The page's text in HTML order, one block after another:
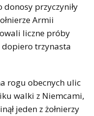
donosy przyczyniły
Armii
liczne próby
dopiero trzynasta
rogu obecnych ulic
walki z Niemcami,
jeden z żołnierzy